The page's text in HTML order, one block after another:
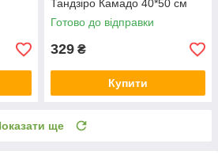
Тандзіро Камадо 40*50 см
Орігамі LW 30770
Готово до відправки
329 ₴
Купити
ще